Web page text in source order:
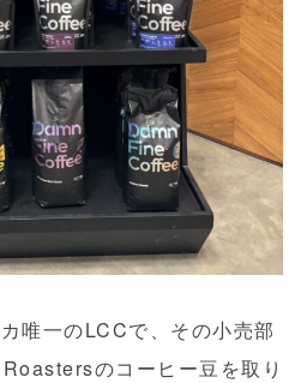
唯一のLCCで、その小売部
のコーヒー豆を取り